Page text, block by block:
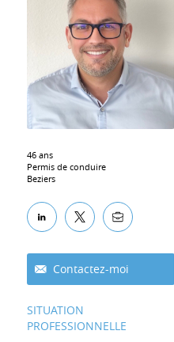
46 ans
Permis de conduire
Beziers
Contactez-moi
SITUATION
PROFESSIONNELLE